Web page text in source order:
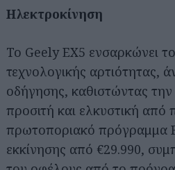
Ηλεκτροκίνηση
Το Geely EX5 ενσαρκώνει
τεχνολογικής αρτιότητας,
οδήγησης, καθιστώντας
προσιτή και ελκυστική από
πρωτοποριακό πρόγραμμα
εκκίνησης από €29.990,